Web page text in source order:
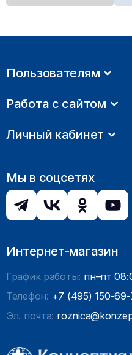
Пользователям
Работа с сайтом
Личный кабинет
Мы в соцсетях
Интернет-магазин
График работы: пн–пт
Телефон: +7 (495) 150-
Эл. почта: